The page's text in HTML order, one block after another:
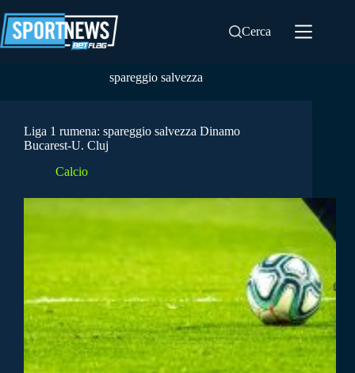
al
contenuto
Cerca
spareggio salvezza
Liga 1 rumena: spareggio salvezza Dinamo
Bucarest-U. Cluj
Calcio